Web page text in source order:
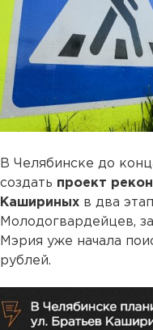
В Челябинске до
создать проект
Кашириных в два
Молодогвардейцев,
Мэрия уже начала
рублей.